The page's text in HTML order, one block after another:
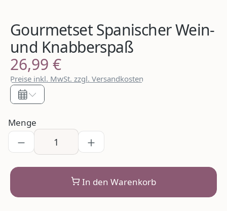
Gourmetset Spanischer Wein-
und Knabberspaß
Regulärer Preis:
26,99 €
Preise inkl. MwSt. zzgl. Versandkosten
Menge
In den Warenkorb